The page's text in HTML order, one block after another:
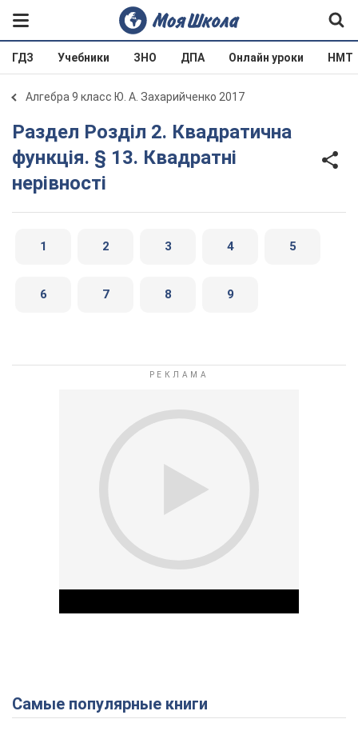
ГДЗ Учебники ЗНО ДПА Онлайн уроки НМТ
Алгебра 9 класс Ю. А. Захарийченко 2017
Раздел Розділ 2. Квадратична
функція. § 13. Квадратні
нерівності
1 2 3 4 5
6 7 8 9
Play Video
Самые популярные книги